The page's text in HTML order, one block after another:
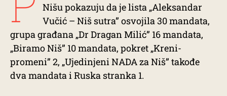
Nišu pokazuju da je lista „Aleksandar
Vučić – Niš sutra” osvojila 30 mandata,
grupa građana „Dr Dragan Milić” 16 mandata,
„Biramo Niš” 10 mandata, pokret „Kreni-
promeni” 2, „Ujedinjeni NADA za Niš” takođe
dva mandata i Ruska stranka 1.